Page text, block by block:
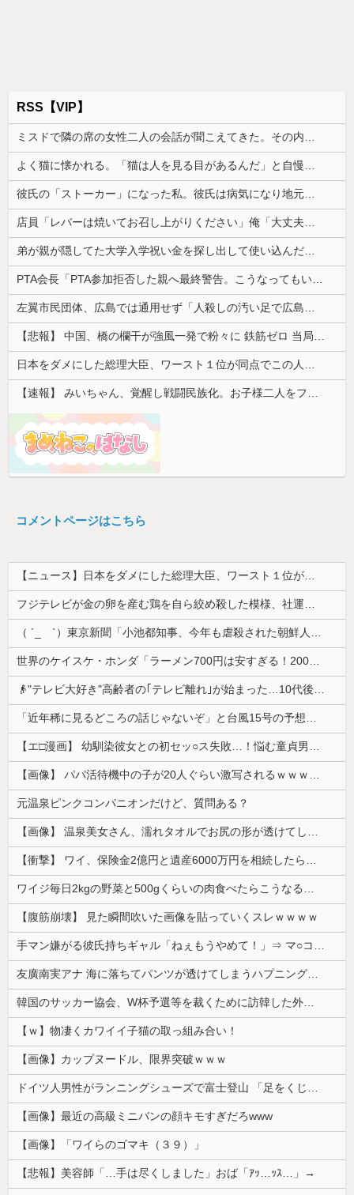
RSS【VIP】
コメントページはこちら
【ニュース】日本をダメにした総理大臣、ワースト１位が同点でこの人ｗｗｗｗｗｗ
フジテレビが金の卵を産む鶏を自ら絞め殺した模様、社運を賭けたドル箱コンテンツが御蔵入りになってしまい……
（ ´_ゝ`）東京新聞「小池都知事、今年も虐殺された朝鮮人犠牲者らを追悼文を送付しない意向。10年連続」
世界のケイスケ・ホンダ「ラーメン700円は安すぎる！2000円にするべき」
👴"テレビ大好き"高齢者の｢テレビ離れ｣が始まった…10代後半～20代の約7割が"ほぼ見ない"
「近年稀に見るどころの話じゃないぞ」と台風15号の予想進路に困惑する人が多数、偏西風が全く通用していないんだけど……
【エ□漫画】 幼馴染彼女との初セッ○ス失敗…！悩む童貞男子にクラスメイトのギャルJKが優しく近づきオチ○ポよしよしされちゃう…！
【画像】 パパ活待機中の子が20人ぐらい激写されるｗｗｗｗｗｗｗｗｗｗｗ
元温泉ピンクコンパニオンだけど、質問ある？
【画像】 温泉美女さん、濡れタオルでお尻の形が透けてしまう
【衝撃】 ワイ、保険金2億円と遺産6000万円を相続したら「こう」なった・・・
ワイジ毎日2kgの野菜と500gくらいの肉食べたらこうなるｗｗｗ
【腹筋崩壊】 見た瞬間吹いた画像を貼っていくスレｗｗｗｗ
手マン嫌がる彼氏持ちギャル「ねぇもうやめて！」⇒ マ○コは正直だった結果…
友廣南実アナ 海に落ちてパンツが透けてしまうハプニング！！【GIF動画あり】
韓国のサッカー協会、W杯予選等を裁くために訪韓した外国人審判を「性接待」していた……大して強くもないチームが潤沢な予算を持ってりゃそうなるわな
【ｗ】物凄くカワイイ子猫の取っ組み合い！
【画像】カップヌードル、限界突破ｗｗｗ
ドイツ人男性がランニングシューズで富士登山 「足をくじいて動けない」
【画像】最近の高級ミニバンの顔キモすぎだろwww
【画像】「ワイらのゴマキ（３９）」
【悲報】美容師「…手は尽くしました」おば「ｱｯ…ｯｽ…」→